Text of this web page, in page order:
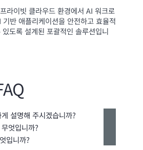
프라이빗 클라우드 환경에서 AI 워크로
반 애플리케이션을 안전하고 효율적
도록 설계된 포괄적인 솔루션입니
설명해 주시겠습니까?
엇입니까?
입니까?